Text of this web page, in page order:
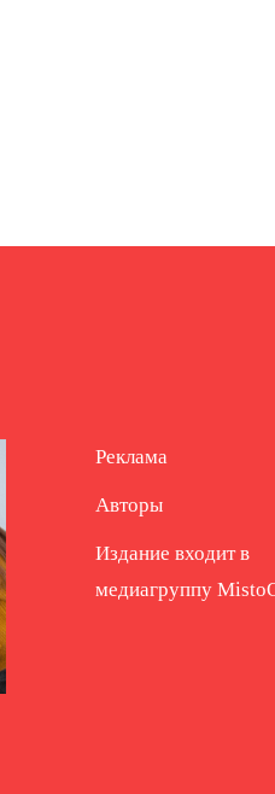
Реклама
Авторы
Издание входит в
медиагруппу